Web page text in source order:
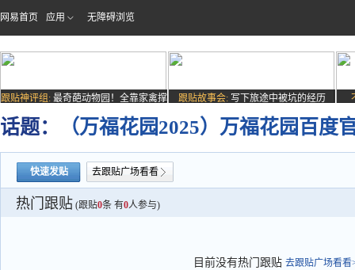
网易首页 应用 无障碍浏览
跟贴神评组: 最奇葩动物园！全靠家禽撑
场子
跟贴故事会: 写下旅途中被坑的经历
话题： （万福花园2025）万福花园百度
快速发贴 去跟贴广场看看
热门跟贴 (跟贴0条 有0人参与)
目前没有热门跟贴 去跟贴广场看看